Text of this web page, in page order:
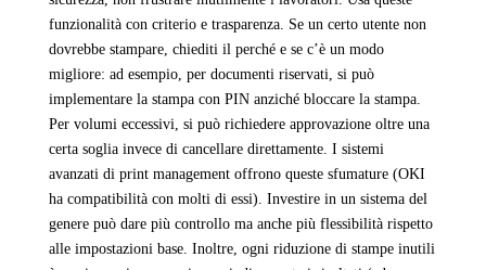
funzionalità con criterio e trasparenza. Se un certo utente non
dovrebbe stampare, chiediti il perché e se c’è un modo
migliore: ad esempio, per documenti riservati, si può
implementare la stampa con PIN anziché bloccare la stampa.
Per volumi eccessivi, si può richiedere approvazione oltre una
certa soglia invece di cancellare direttamente. I sistemi
avanzati di print management offrono queste sfumature (OKI
ha compatibilità con molti di essi). Investire in un sistema del
genere può dare più controllo ma anche più flessibilità rispetto
alle impostazioni base. Inoltre, ogni riduzione di stampe inutili